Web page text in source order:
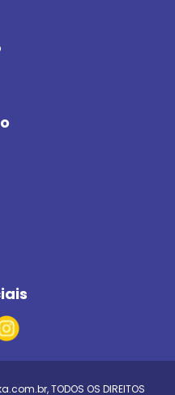
, TODOS OS DIREITOS